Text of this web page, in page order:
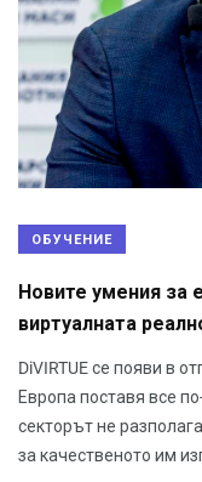
ОБУЧЕНИЕ
Новите умения за
виртуалната
DiVIRTUE се появи в
Европа поставя все
секторът не
за качественото им